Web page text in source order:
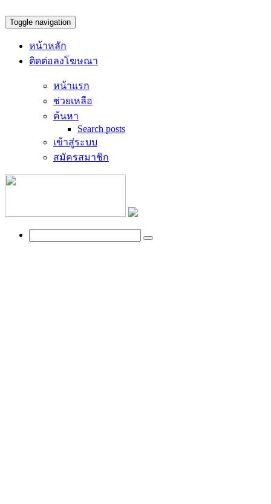
Toggle navigation
หน้าหลัก
ติดต่อลงโฆษณา
หน้าแรก
ช่วยเหลือ
ค้นหา
Search posts
เข้าสู่ระบบ
สมัครสมาชิก